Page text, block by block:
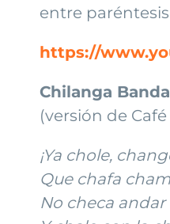
entre
https://
Chilanga Banda
(versión de Café
¡Ya chole,
Que chafa
No checa